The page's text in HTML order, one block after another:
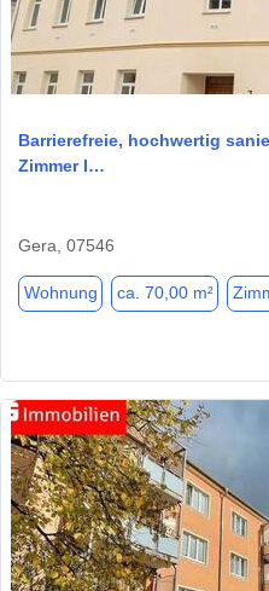
Barrierefreie, hochwertig
Zimmer I…
Gera, 07546
Wohnung ca. 70,00 m²